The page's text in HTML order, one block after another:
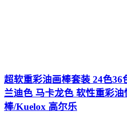
超软重彩油画棒套装 24色36
兰迪色 马卡龙色 软性重彩油
棒/Kuelox 高尔乐